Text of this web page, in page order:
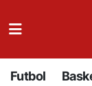
Futbol